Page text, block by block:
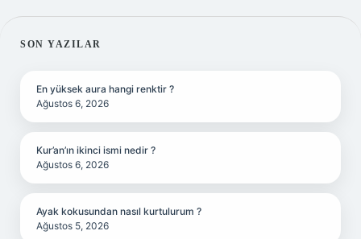
SIDEBAR
SON YAZILAR
En yüksek aura hangi renktir ?
Ağustos 6, 2026
Kur’an’ın ikinci ismi nedir ?
Ağustos 6, 2026
Ayak kokusundan nasıl kurtulurum ?
Ağustos 5, 2026